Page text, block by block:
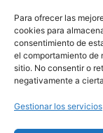
Para ofrecer las
cookies para
consentimiento de
el comportamiento de
sitio. No consentir o
negativamente a
Gestionar los servicios
MARTINICA
35,50€ 24,85€
Seleccionar
Añadir a lista de